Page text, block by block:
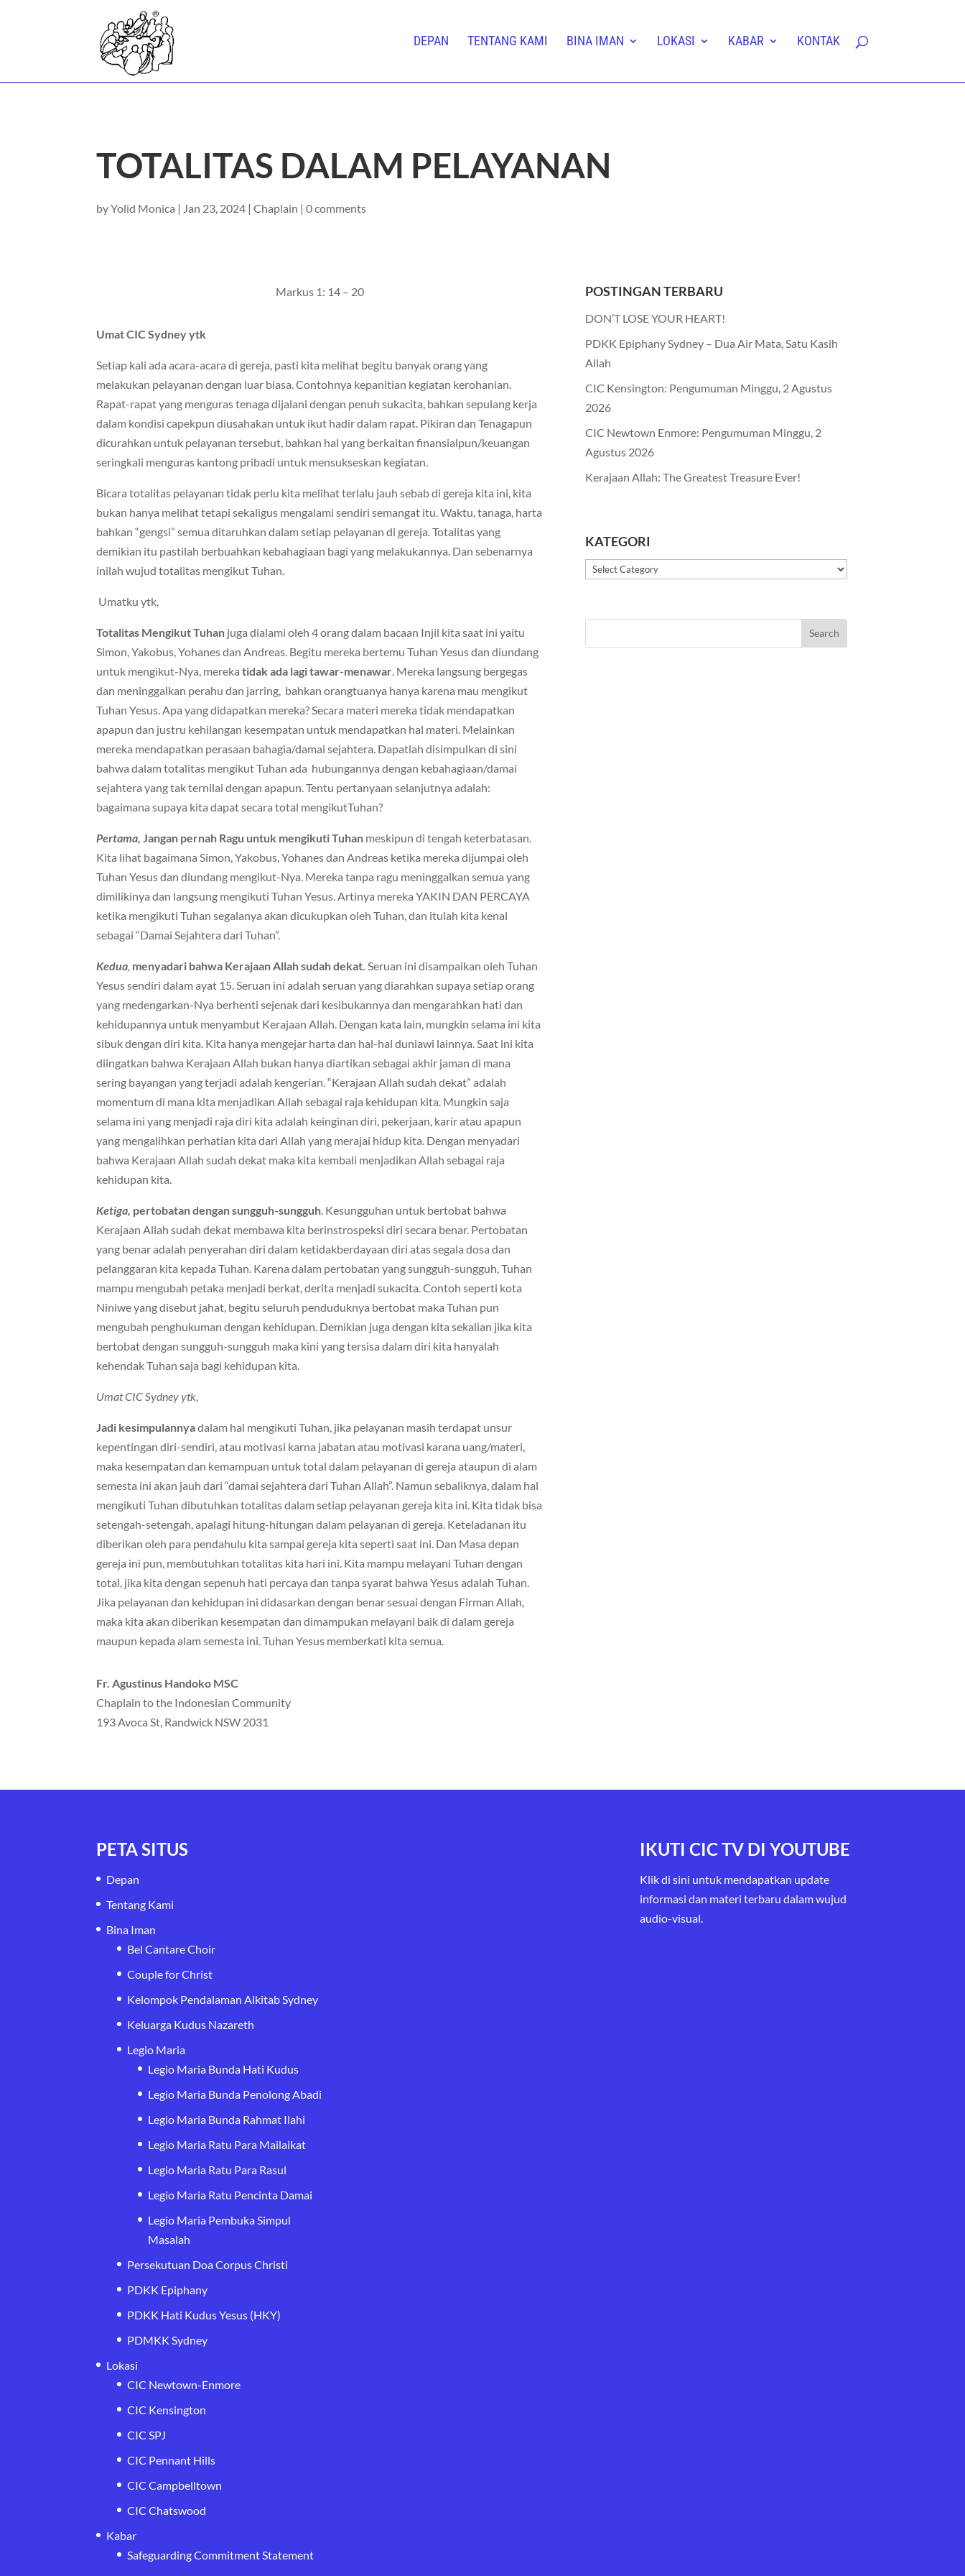
DEPAN TENTANG KAMI BINA IMAN LOKASI KABAR KONTAK
TOTALITAS DALAM PELAYANAN
byYolid Monica | Jan 23, 2024 |Chaplain |0 comments
Markus 1: 14 – 20
Umat CIC Sydney ytk
Setiap kali ada acara-acara di gereja, pasti kita melihat begitu banyak orang yang
melakukan pelayanan dengan luar biasa. Contohnya kepanitian kegiatan kerohanian.
Rapat-rapat yang menguras tenaga dijalani dengan penuh sukacita, bahkan sepulang kerja
dalam kondisi capekpun diusahakan untuk ikut hadir dalam rapat. Pikiran dan Tenagapun
dicurahkan untuk pelayanan tersebut, bahkan hal yang berkaitan finansialpun/keuangan
seringkali menguras kantong pribadi untuk mensukseskan kegiatan.
Bicara totalitas pelayanan tidak perlu kita melihat terlalu jauh sebab di gereja kita ini, kita
bukan hanya melihat tetapi sekaligus mengalami sendiri semangat itu. Waktu, tanaga, harta
bahkan “gengsi” semua ditaruhkan dalam setiap pelayanan di gereja. Totalitas yang
demikian itu pastilah berbuahkan kebahagiaan bagi yang melakukannya. Dan sebenarnya
inilah wujud totalitas mengikut Tuhan.
Umatku ytk,
Totalitas Mengikut Tuhan juga dialami oleh 4 orang dalam bacaan Injil kita saat ini yaitu
Simon, Yakobus, Yohanes dan Andreas. Begitu mereka bertemu Tuhan Yesus dan diundang
untuk mengikut-Nya, merekatidak ada lagi tawar-menawar. Mereka langsung bergegas
dan meninggalkan perahu dan jarring, bahkan orangtuanya hanya karena mau mengikut
Tuhan Yesus. Apa yang didapatkan mereka? Secara materi mereka tidak mendapatkan
apapun dan justru kehilangan kesempatan untuk mendapatkan hal materi. Melainkan
mereka mendapatkan perasaan bahagia/damai sejahtera. Dapatlah disimpulkan di sini
bahwa dalam totalitas mengikut Tuhan ada hubungannya dengan kebahagiaan/damai
sejahtera yang tak ternilai dengan apapun. Tentu pertanyaan selanjutnya adalah:
bagaimana supaya kita dapat secara total mengikutTuhan?
Pertama, Jangan pernah Ragu untuk mengikuti Tuhan meskipun di tengah keterbatasan.
Kita lihat bagaimana Simon, Yakobus, Yohanes dan Andreas ketika mereka dijumpai oleh
Tuhan Yesus dan diundang mengikut-Nya. Mereka tanpa ragu meninggalkan semua yang
dimilikinya dan langsung mengikuti Tuhan Yesus. Artinya mereka YAKIN DAN PERCAYA
ketika mengikuti Tuhan segalanya akan dicukupkan oleh Tuhan, dan itulah kita kenal
sebagai “Damai Sejahtera dari Tuhan”.
Kedua, menyadari bahwa Kerajaan Allah sudah dekat. Seruan ini disampaikan oleh Tuhan
Yesus sendiri dalam ayat 15. Seruan ini adalah seruan yang diarahkan supaya setiap orang
yang medengarkan-Nya berhenti sejenak dari kesibukannya dan mengarahkan hati dan
kehidupannya untuk menyambut Kerajaan Allah. Dengan kata lain, mungkin selama ini kita
sibuk dengan diri kita. Kita hanya mengejar harta dan hal-hal duniawi lainnya. Saat ini kita
diingatkan bahwa Kerajaan Allah bukan hanya diartikan sebagai akhir jaman di mana
sering bayangan yang terjadi adalah kengerian. “Kerajaan Allah sudah dekat” adalah
momentum di mana kita menjadikan Allah sebagai raja kehidupan kita. Mungkin saja
selama ini yang menjadi raja diri kita adalah keinginan diri, pekerjaan, karir atau apapun
yang mengalihkan perhatian kita dari Allah yang merajai hidup kita. Dengan menyadari
bahwa Kerajaan Allah sudah dekat maka kita kembali menjadikan Allah sebagai raja
kehidupan kita.
Ketiga, pertobatan dengan sungguh-sungguh. Kesungguhan untuk bertobat bahwa
Kerajaan Allah sudah dekat membawa kita berinstrospeksi diri secara benar. Pertobatan
yang benar adalah penyerahan diri dalam ketidakberdayaan diri atas segala dosa dan
pelanggaran kita kepada Tuhan. Karena dalam pertobatan yang sungguh-sungguh, Tuhan
mampu mengubah petaka menjadi berkat, derita menjadi sukacita. Contoh seperti kota
Niniwe yang disebut jahat, begitu seluruh penduduknya bertobat maka Tuhan pun
mengubah penghukuman dengan kehidupan. Demikian juga dengan kita sekalian jika kita
bertobat dengan sungguh-sungguh maka kini yang tersisa dalam diri kita hanyalah
kehendak Tuhan saja bagi kehidupan kita.
Umat CIC Sydney ytk,
Jadi kesimpulannyadalam hal mengikuti Tuhan, jika pelayanan masih terdapat unsur
kepentingan diri-sendiri, atau motivasi karna jabatan atau motivasi karana uang/materi,
maka kesempatan dan kemampuan untuk total dalam pelayanan di gereja ataupun di alam
semesta ini akan jauh dari “damai sejahtera dari Tuhan Allah”. Namun sebaliknya, dalam hal
mengikuti Tuhan dibutuhkan totalitas dalam setiap pelayanan gereja kita ini. Kita tidak bisa
setengah-setengah, apalagi hitung-hitungan dalam pelayanan di gereja. Keteladanan itu
diberikan oleh para pendahulu kita sampai gereja kita seperti saat ini. Dan Masa depan
gereja ini pun, membutuhkan totalitas kita hari ini. Kita mampu melayani Tuhan dengan
total, jika kita dengan sepenuh hati percaya dan tanpa syarat bahwa Yesus adalah Tuhan.
Jika pelayanan dan kehidupan ini didasarkan dengan benar sesuai dengan Firman Allah,
maka kita akan diberikan kesempatan dan dimampukan melayani baik di dalam gereja
maupun kepada alam semesta ini. Tuhan Yesus memberkati kita semua.
Fr. Agustinus Handoko MSC
Chaplain to the Indonesian Community
193 Avoca St, Randwick NSW 2031
POSTINGAN TERBARU
DON’T LOSE YOUR HEART!
PDKK Epiphany Sydney – Dua Air Mata, Satu Kasih
Allah
CIC Kensington: Pengumuman Minggu, 2 Agustus
2026
CIC Newtown Enmore: Pengumuman Minggu, 2
Agustus 2026
Kerajaan Allah: The Greatest Treasure Ever!
KATEGORI
Kategori
PETA SITUS
Depan
Tentang Kami
Bina Iman
Bel Cantare Choir
Couple for Christ
Kelompok Pendalaman Alkitab Sydney
Keluarga Kudus Nazareth
Legio Maria
Legio Maria Bunda Hati Kudus
Legio Maria Bunda Penolong Abadi
Legio Maria Bunda Rahmat Ilahi
Legio Maria Ratu Para Mailaikat
Legio Maria Ratu Para Rasul
Legio Maria Ratu Pencinta Damai
Legio Maria Pembuka Simpul
Masalah
Persekutuan Doa Corpus Christi
PDKK Epiphany
PDKK Hati Kudus Yesus (HKY)
PDMKK Sydney
Lokasi
CIC Newtown-Enmore
CIC Kensington
CIC SPJ
CIC Pennant Hills
CIC Campbelltown
CIC Chatswood
Kabar
Safeguarding Commitment Statement
IKUTI CIC TV DI YOUTUBE
Klik di sini untuk mendapatkan update
informasi dan materi terbaru dalam wujud
audio-visual.